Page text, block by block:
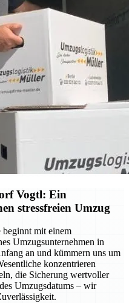
Vogtl: Ein
stressfreien Umzug
beginnt mit einem
Umzugsunternehmen in
an und kümmern uns um
konzentrieren
die Sicherung wertvoller
Umzugsdatums – wir